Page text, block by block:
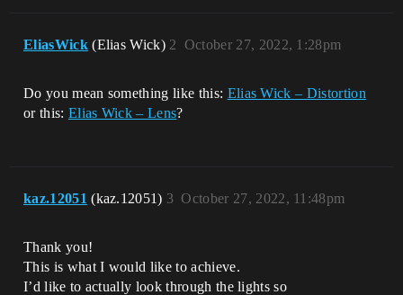
EliasWick (Elias Wick) October 27, 2022, 1:28pm
2
Do you mean something like this: Elias Wick – Distortion
or this: Elias Wick – Lens?
kaz.12051 (kaz.12051) October 27, 2022, 11:48pm
3
Thank you!
This is what I would like to achieve.
I’d like to actually look through the lights so